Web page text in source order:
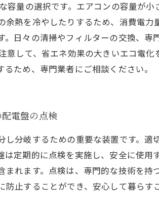
容量の選択です。エアコンの容量が
余熱を冷やしたりするため、消費電
。日々の清掃やフィルターの交換、
意して、省エネ効果の大きいエコ電
ため、専門業者にご相談ください。
電盤の点検
し分岐するための重要な装置です。
は定期的に点検を実施し、安全に使
まれます。点検は、専門的な技術を
防止することができ、安心して暮らす